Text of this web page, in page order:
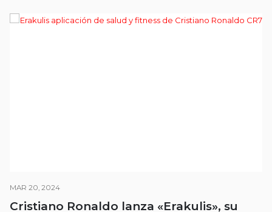
MAR 20, 2024
Cristiano Ronaldo lanza «Erakulis», su